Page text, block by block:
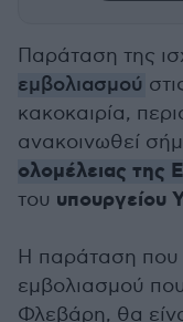
Παράταση της
εμβολιασμού
κακοκαιρία,
ανακοινωθεί
ολομέλειας της
του υπουργείου
Η παράταση που
εμβολιασμού
Φλεβάρη, θα